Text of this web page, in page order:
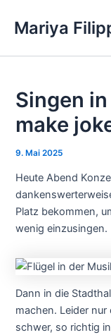
InhaltMariya
Singen in
make
9. Mai 2025
Heute Abend
Platz bekommen,
wenig einzusingen.
Dann in die
machen. Leider nur
schwer, so richtig